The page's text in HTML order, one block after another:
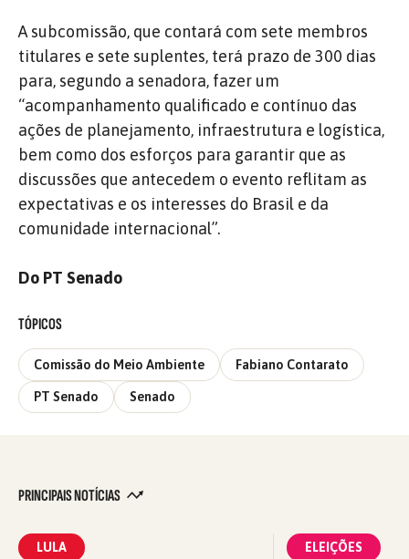
A subcomissão, que contará com sete membros
titulares e sete suplentes, terá prazo de 300 dias
para, segundo a senadora, fazer um
“acompanhamento qualificado e contínuo das
ações de planejamento, infraestrutura e logística,
bem como dos esforços para garantir que as
discussões que antecedem o evento reflitam as
expectativas e os interesses do Brasil e da
comunidade internacional”.
Do PT Senado
TÓPICOS
Comissão do Meio Ambiente Fabiano Contarato
PT Senado Senado
PRINCIPAIS NOTÍCIAS
LULA ELEIÇÕES